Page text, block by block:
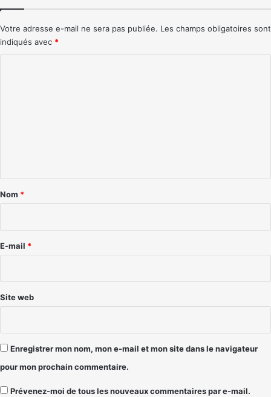
Votre adresse e-mail ne sera pas publiée. Les champs obligatoires sont
indiqués avec *
a
e
Nom *
E-mail *
Site web
Enregistrer mon nom, mon e-mail et mon site dans le navigateur
pour mon prochain commentaire.
Prévenez-moi de tous les nouveaux commentaires par e-mail.